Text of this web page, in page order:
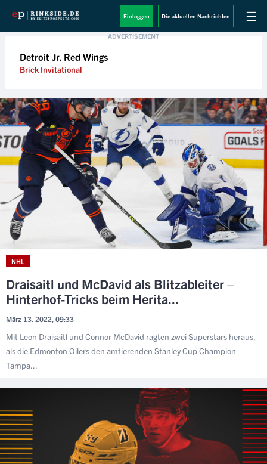
☰
Die aktuellen Nachrichten
Einloggen
Detroit Jr. Red Wings
Brick Invitational
NHL
Draisaitl und McDavid als Blitzableiter –
Hinterhof-Tricks beim Herita...
März 13. 2022, 09:33
Mit Leon Draisaitl und Connor McDavid ragten zwei Superstars heraus,
als die Edmonton Oilers den amtierenden Stanley Cup Champion
Tampa...